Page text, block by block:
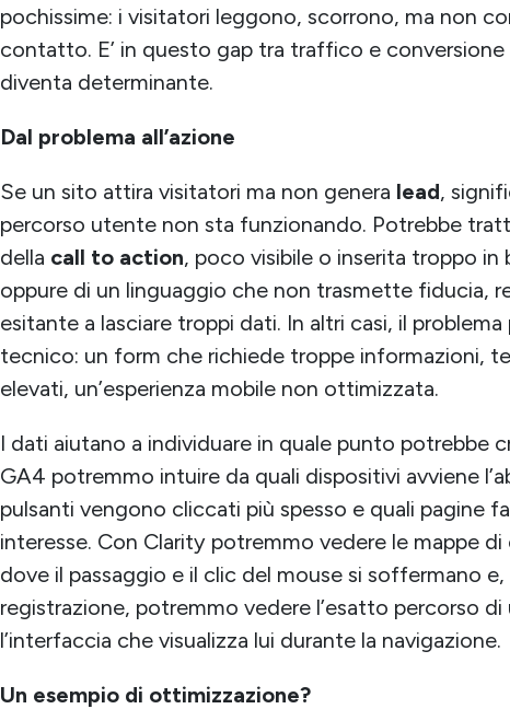
pochissime: i visitatori leggono, scorrono, ma non
contatto. E’ in questo gap tra traffico e conversione
diventa determinante.
Dal problema all’azione
Se un sito attira visitatori ma non genera lead,
percorso utente non sta funzionando. Potrebbe
della call to action, poco visibile o inserita troppo in
oppure di un linguaggio che non trasmette fiducia,
esitante a lasciare troppi dati. In altri casi, il
tecnico: un form che richiede troppe informazioni,
elevati, un’esperienza mobile non ottimizzata.
I dati aiutano a individuare in quale punto potrebbe
GA4 potremmo intuire da quali dispositivi avviene
pulsanti vengono cliccati più spesso e quali pagine
interesse. Con Clarity potremmo vedere le mappe
dove il passaggio e il clic del mouse si soffermano
registrazione, potremmo vedere l’esatto percorso
l’interfaccia che visualizza lui durante la navigazione.
Un esempio di ottimizzazione?